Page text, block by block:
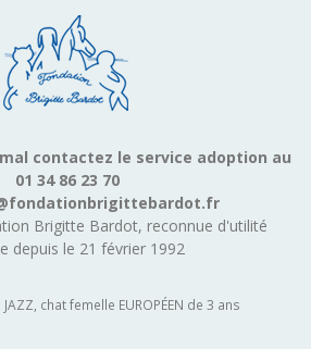
contactez le service adoption au
01 34 86 23 70
Brigitte Bardot, reconnue d'utilité
depuis le 21 février 1992
chat femelle EUROPÉEN de 3 ans